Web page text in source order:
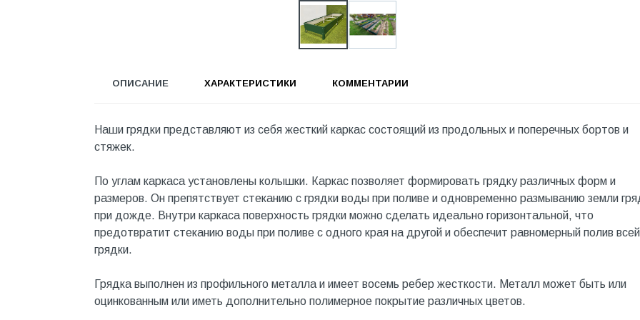
Канализация
Керамика и керамогранит
Клеи, герметики, пены
Клей монтажный
Коллекторы и шкафы
Косметика и уход
ОПИСАНИЕ ХАРАКТЕРИСТИКИ КОММЕНТАРИИ
Наши грядки представляют из себя жесткий каркас состоящий из продольных и поперечных бортов и
стяжек.
По углам каркаса установлены колышки. Каркас позволяет формировать грядку различных форм и
размеров. Он препятствует стеканию с грядки воды при поливе и одновременно размыванию земли
при дожде. Внутри каркаса поверхность грядки можно сделать идеально горизонтальной, что
предотвратит стеканию воды при поливе с одного края на другой и обеспечит равномерный полив всей
грядки.
Грядка выполнен из профильного металла и имеет восемь ребер жесткости. Металл может быть или
оцинкованным или иметь дополнительно полимерное покрытие различных цветов.